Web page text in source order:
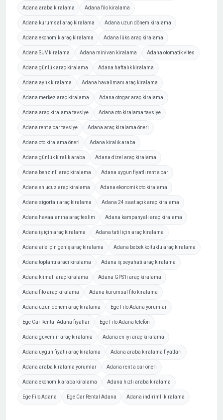
Adana araba kiralama Adana filo kiralama
Adana kurumsal araç kiralama Adana uzun dönem kiralama
Adana ekonomik araç kiralama Adana lüks araç kiralama
Adana SUV kiralama Adana minivan kiralama Adana otomatik vites
Adana günlük araç kiralama Adana haftalık kiralama
Adana aylık kiralama Adana havalimanı araç kiralama
Adana merkez araç kiralama Adana otogar araç kiralama
Adana araç kiralama tavsiye Adana oto kiralama tavsiye
Adana rent a car tavsiye Adana araç kiralama öneri
Adana oto kiralama öneri Adana kiralık araba
Adana günlük kiralık araba Adana dizel araç kiralama
Adana benzinli araç kiralama Adana uygun fiyatlı rent a car
Adana en ucuz araç kiralama Adana ekonomik oto kiralama
Adana sigortalı araç kiralama Adana 24 saat açık araç kiralama
Adana havaalanına araç teslim Adana kampanyalı araç kiralama
Adana iş için araç kiralama Adana tatil için araç kiralama
Adana aile için geniş araç kiralama Adana bebek koltuklu araç kiralama
Adana toplantı aracı kiralama Adana iş seyahati araç kiralama
Adana klimalı araç kiralama Adana GPS'li araç kiralama
Adana filo araç kiralama Adana kurumsal filo kiralama
Adana uzun dönem araç kiralama Ege Filo Adana yorumlar
Ege Car Rental Adana fiyatlar Ege Filo Adana telefon
Adana güvenilir araç kiralama Adana en iyi araç kiralama
Adana uygun fiyatlı araç kiralama Adana araba kiralama fiyatları
Adana araba kiralama yorumlar Adana rent a car öneri
Adana ekonomik araba kiralama Adana hızlı araba kiralama
Ege Filo Adana Ege Car Rental Adana Adana indirimli kiralama